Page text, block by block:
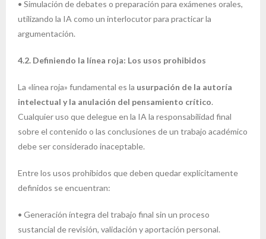
• Simulación de debates o preparación para exámenes orales,
utilizando la IA como un interlocutor para practicar la
argumentación.
4.2. Definiendo la línea roja: Los usos prohibidos
La «línea roja» fundamental es la usurpación de la autoría
intelectual y la anulación del pensamiento crítico.
Cualquier uso que delegue en la IA la responsabilidad final
sobre el contenido o las conclusiones de un trabajo académico
debe ser considerado inaceptable.
Entre los usos prohibidos que deben quedar explícitamente
definidos se encuentran:
• Generación íntegra del trabajo final sin un proceso
sustancial de revisión, validación y aportación personal.